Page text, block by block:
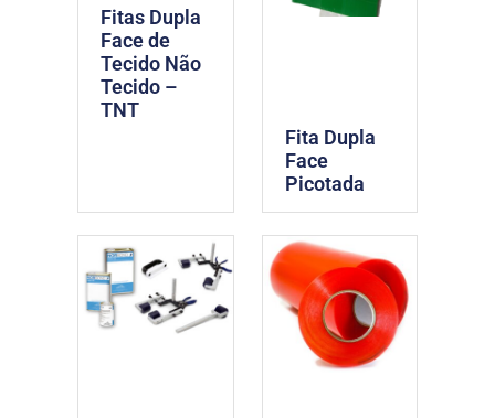
Fitas Dupla
Face de
Tecido Não
Tecido –
TNT
Fita Dupla
Face
Picotada